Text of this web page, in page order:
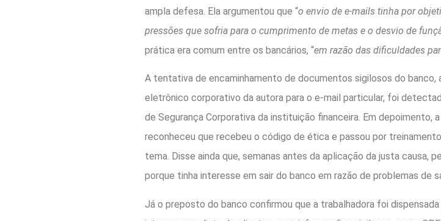
ampla defesa. Ela argumentou que “o envio de e-mails tinha por
pressões que sofria para o cumprimento de metas e o desvio de
prática era comum entre os bancários, “em razão das dificuldades
A tentativa de encaminhamento de documentos sigilosos do banco,
eletrônico corporativo da autora para o e-mail particular, foi
de Segurança Corporativa da instituição financeira. Em depoimento,
reconheceu que recebeu o código de ética e passou por
tema. Disse ainda que, semanas antes da aplicação da justa causa,
porque tinha interesse em sair do banco em razão de problemas de
Já o preposto do banco confirmou que a trabalhadora foi